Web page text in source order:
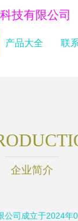
技有限公司
产品大全 联
企业简介
公司成立于2024年